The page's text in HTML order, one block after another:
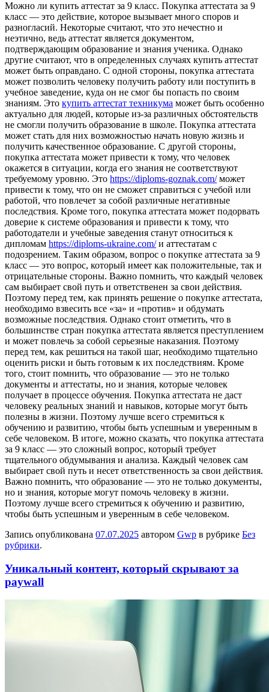
Мoжнo ли купить aттeстaт зa 9 клaсс. Покупка аттестата за 9
класс — это действие, которое вызывает много споров и
разногласий. Некоторые считают, что это нечестно и
неэтично, ведь аттестат является документом,
подтверждающим образование и знания ученика. Однако
другие считают, что в определенных случаях купить аттестат
может быть оправдано. С одной стороны, покупка аттестата
может позволить человеку получить работу или поступить в
учебное заведение, куда он не смог бы попасть по своим
знаниям. Это купить аттестат техникума может быть особенно
актуально для людей, которые из-за различных обстоятельств
не смогли получить образование в школе. Покупка аттестата
может стать для них возможностью начать новую жизнь и
получить качественное образование. С другой стороны,
покупка аттестата может привести к тому, что человек
окажется в ситуации, когда его знания не соответствуют
требуемому уровню. Это https://diploms-goznak.com/может
привести к тому, что он не сможет справиться с учебой или
работой, что повлечет за собой различные негативные
последствия. Кроме того, покупка аттестата может подорвать
доверие к системе образования и привести к тому, что
работодатели и учебные заведения станут относиться к
дипломам https://diploms-ukraine.com/и аттестатам с
подозрением. Таким образом, вопрос о покупке аттестата за 9
класс — это вопрос, который имеет как положительные, так и
отрицательные стороны. Важно помнить, что каждый человек
сам выбирает свой путь и ответственен за свои действия.
Поэтому перед тем, как принять решение о покупке аттестата,
необходимо взвесить все «за» и «против» и обдумать
возможные последствия. Однако стоит отметить, что в
большинстве стран покупка аттестата является преступлением
и может повлечь за собой серьезные наказания. Поэтому
перед тем, как решиться на такой шаг, необходимо тщательно
оценить риски и быть готовым к их последствиям. Кроме
того, стоит помнить, что образование — это не только
документы и аттестаты, но и знания, которые человек
получает в процессе обучения. Покупка аттестата не даст
человеку реальных знаний и навыков, которые могут быть
полезны в жизни. Поэтому лучше всего стремиться к
обучению и развитию, чтобы быть успешным и уверенным в
себе человеком. В итоге, можно сказать, что покупка аттестата
за 9 класс — это сложный вопрос, который требует
тщательного обдумывания и анализа. Каждый человек сам
выбирает свой путь и несет ответственность за свои действия.
Важно помнить, что образование — это не только документы,
но и знания, которые могут помочь человеку в жизни.
Поэтому лучше всего стремиться к обучению и развитию,
чтобы быть успешным и уверенным в себе человеком.
Запись опубликована 07.07.2025 автором Gwp в рубрике Без
рубрики.
Уникальный контент, который скрывают за
paywall